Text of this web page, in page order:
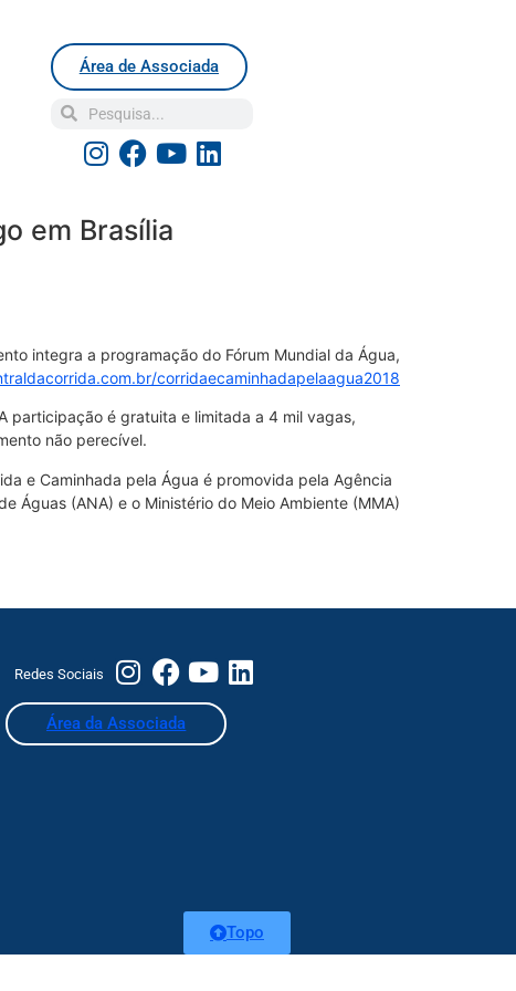
Área de Associada
em Brasília
integra a programação do Fórum Mundial da Água,
corridaecaminhadapelaagua2018
participação é gratuita e limitada a 4 mil vagas,
não perecível.
e Caminhada pela Água é promovida pela Agência
Águas (ANA) e o Ministério do Meio Ambiente (MMA)
Redes Sociais
Área da Associada
Topo